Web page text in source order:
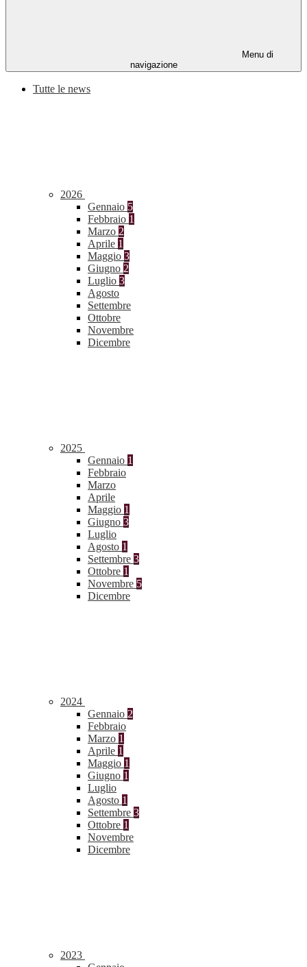
Menu di
navigazione
Tutte le news
2026
Gennaio 5
Febbraio 1
Marzo 2
Aprile 1
Maggio 3
Giugno 2
Luglio 3
Agosto
Settembre
Ottobre
Novembre
Dicembre
2025
Gennaio 1
Febbraio
Marzo
Aprile
Maggio 1
Giugno 3
Luglio
Agosto 1
Settembre 3
Ottobre 1
Novembre 5
Dicembre
2024
Gennaio 2
Febbraio
Marzo 1
Aprile 1
Maggio 1
Giugno 1
Luglio
Agosto 1
Settembre 3
Ottobre 1
Novembre
Dicembre
2023